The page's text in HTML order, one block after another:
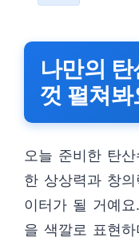
나만의
껏 펼쳐봐
오늘 준비한 탄
한 상상력과 창
이터가 될 거예
을 색깔로 표현